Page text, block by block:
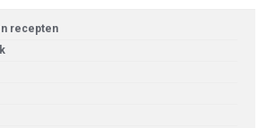
recepten